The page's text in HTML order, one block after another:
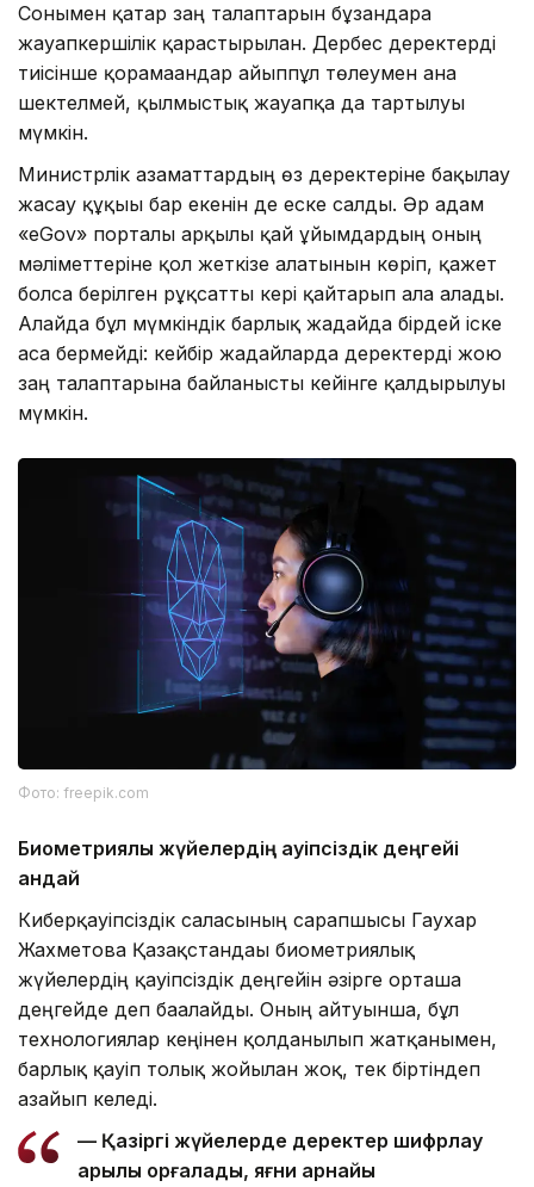
Сонымен қатар заң талаптарын бұзғандарға
жауапкершілік қарастырылған. Дербес деректерді
тиісінше қорғамағандар айыппұл төлеумен ғана
шектелмей, қылмыстық жауапқа да тартылуы
мүмкін.
Министрлік азаматтардың өз деректеріне бақылау
жасау құқығы бар екенін де еске салды. Әр адам
«eGov» порталы арқылы қай ұйымдардың оның
мәліметтеріне қол жеткізе алатынын көріп, қажет
болса берілген рұқсатты кері қайтарып ала алады.
Алайда бұл мүмкіндік барлық жағдайда бірдей іске
аса бермейді: кейбір жағдайларда деректерді жою
заң талаптарына байланысты кейінге қалдырылуы
мүмкін.
Фото: freepik.com
Биометриялық жүйелердің қауіпсіздік деңгейі
қандай
Киберқауіпсіздік саласының сарапшысы Гаухар
Жахметова Қазақстандағы биометриялық
жүйелердің қауіпсіздік деңгейін әзірге орташа
деңгейде деп бағалайды. Оның айтуынша, бұл
технологиялар кеңінен қолданылып жатқанымен,
барлық қауіп толық жойылған жоқ, тек біртіндеп
азайып келеді.
— Қазіргі жүйелерде деректер шифрлау
арқылы қорғалады, яғни арнайы